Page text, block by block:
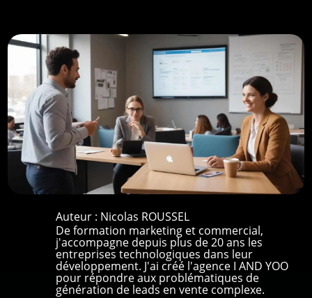
Auteur : Nicolas ROUSSEL
De formation marketing et commercial,
j'accompagne depuis plus de 20 ans les
entreprises technologiques dans leur
développement. J'ai créé l'agence I AND YOO
pour répondre aux problématiques de
génération de leads en vente complexe.